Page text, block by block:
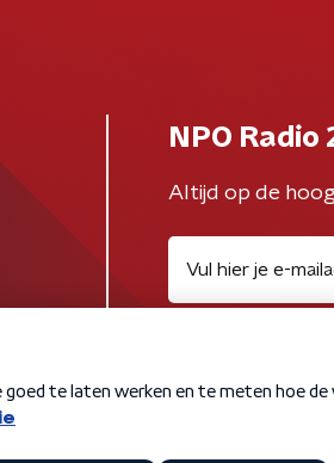
NPO
Altijd op de